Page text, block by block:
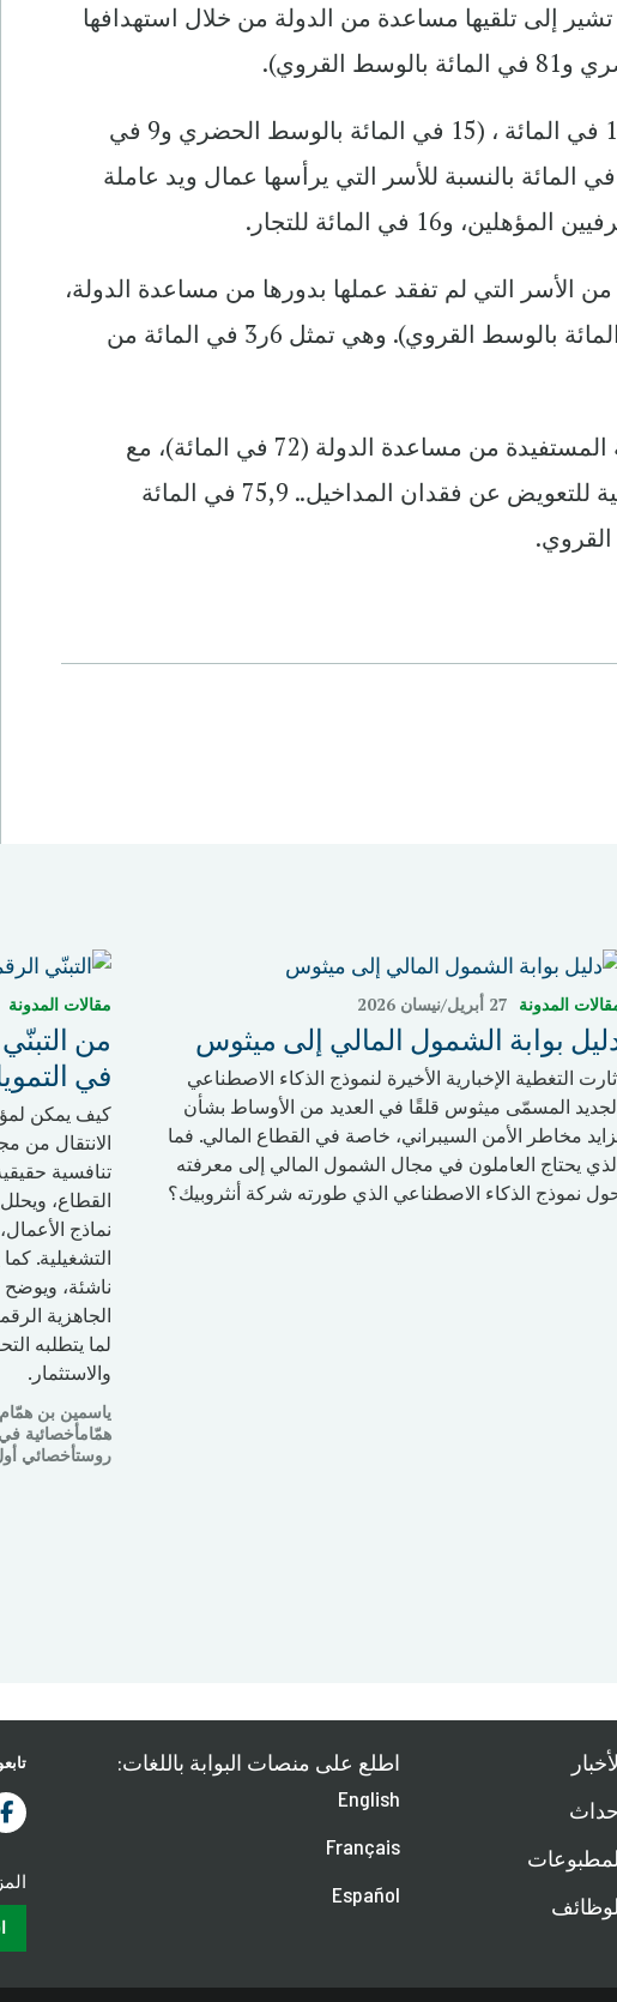
تشير إلى تلقيها مساعدة من الدولة من خلال استهدافها
وعلى المستوى الوطني، تبلغ هذه النسبة 13 في المائة ، (15 في المائة بالوسط الحضري و9 في
المائة بالوسط القروي)، وهي تصل إلى 22 في المائة بالنسبة للأسر التي يرأسها عمال ويد عاملة
استفادت 18 في المائة من الأسر التي لم تفقد عملها بدورها من مساعدة الدولة،
( 13 في المائة بالوسط الحضري، و26 في المائة بالوسط القروي). وهي تمثل 6ر3 في المائة من
وعليه، تعتبر ثلاثة أسر تقريبا من أصل أربعة المستفيدة من مساعدة الدولة (72 في المائة)، مع
الإشارة إلى أن هذه المساعدات ليست كافية للتعويض عن فقدان المداخيل.. 75,9 في المائة
المدونة 27 أبريل/نيسان 2026
بوابة الشمول المالي إلى ميثوس
التغطية الإخبارية الأخيرة لنموذج الذكاء الاصطناعي
المسمّى ميثوس قلقًا في العديد من الأوساط بشأن
مخاطر الأمن السيبراني، خاصة في القطاع المالي. فما
يحتاج العاملون في مجال الشمول المالي إلى معرفته
نموذج الذكاء الاصطناعي الذي طورته شركة أنثروبيك؟
مقالات المدونة
من
في
كيف يمكن
الانتقال من
تنافسية
القطاع،
نماذج
التشغيلية.
ناشئة، ويوضح
الجاهزية
لما يتطلبه
والاستثمار.
ياسمين بن
همّامأخصائية
روستأخصائي
اطلع على منصات البوابة باللغات:
English
Français
Español